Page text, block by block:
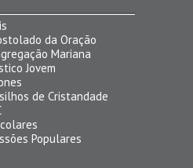
da Oração
Mariana
Jovem
de Cristandade
Populares